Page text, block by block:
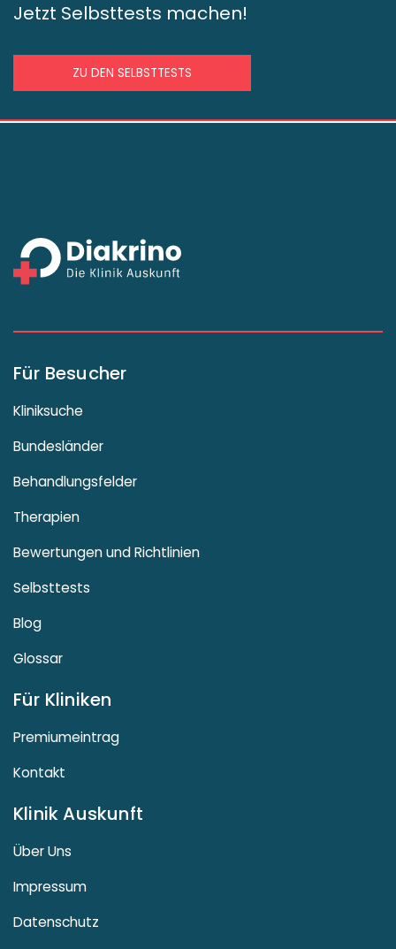
Jetzt Selbsttests machen!
ZU DEN SELBSTTESTS
Für Besucher
Kliniksuche
Bundesländer
Behandlungsfelder
Therapien
Bewertungen und Richtlinien
Selbsttests
Blog
Glossar
Für Kliniken
Premiumeintrag
Kontakt
Klinik Auskunft
Über Uns
Impressum
Datenschutz